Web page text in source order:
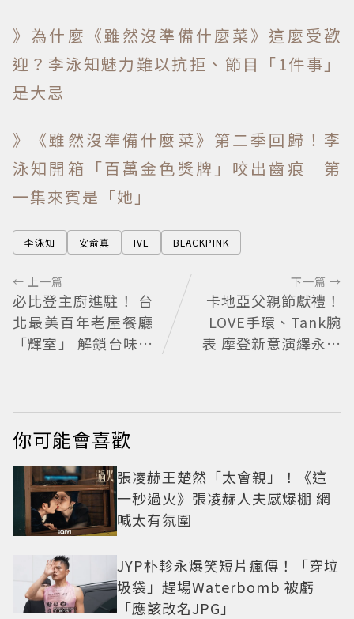
》為什麼《雖然沒準備什麼菜》這麼受歡
迎？李泳知魅力難以抗拒、節目「1件事」
是大忌
》《雖然沒準備什麼菜》第二季回歸！李
泳知開箱「百萬金色獎牌」咬出齒痕 第
一集來賓是「她」
李泳知 安俞真 IVE BLACKPINK
← 上一篇
必比登主廚進駐！ 台
北最美百年老屋餐廳
「輝室」 解鎖台味記
下一篇 →
卡地亞父親節獻禮！
LOVE手環、Tank腕
表 摩登新意演繹永不
你可能會喜歡
張凌赫王楚然「太會親」！《這
一秒過火》張凌赫人夫感爆棚 網
喊太有氛圍
JYP朴軫永爆笑短片瘋傳！「穿垃
圾袋」趕場Waterbomb 被虧
「應該改名JPG」